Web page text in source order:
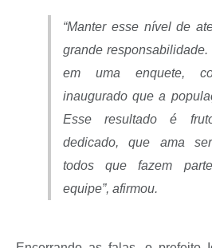
“Manter esse nível de
grande responsabilidade.
em uma enquete,
inaugurado que a
Esse resultado é
dedicado, que ama
todos que fazem
equipe”, afirmou.